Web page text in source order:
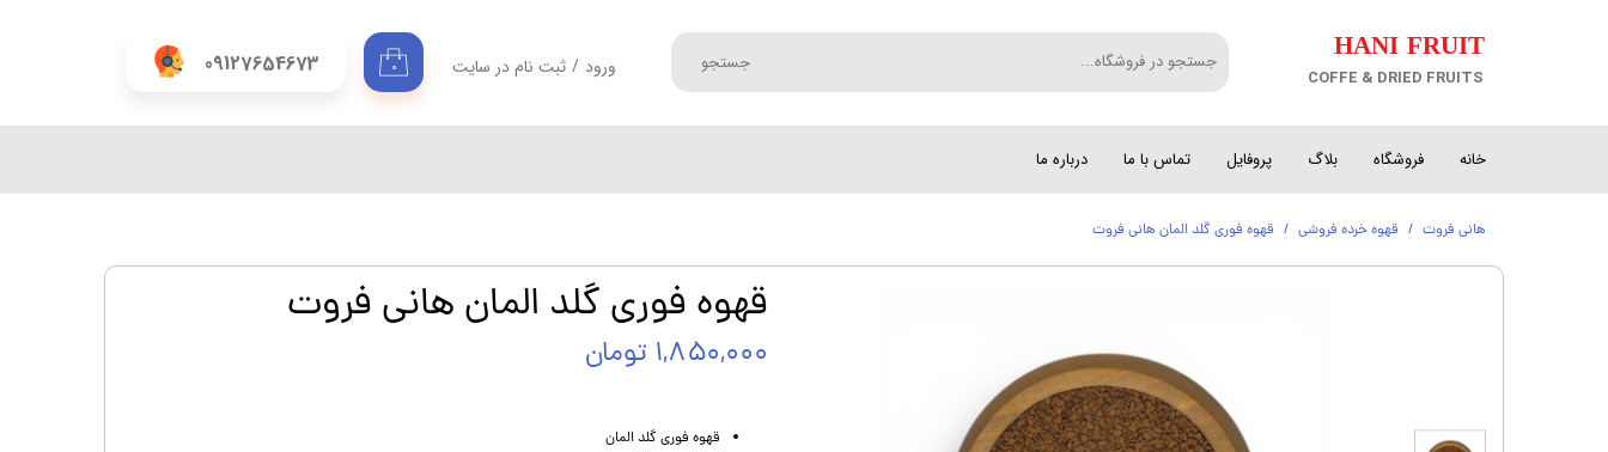
09127654673 جستجو ۰ ورود / ثبت نام در سایت
سفارشات
خانه فروشگاه بلاگ پروفایل تماس با ما درباره ما
​HANI FRUIT
COFFE & DRIED FRUITS
هانی فروت قهوه خرده فروشی قهوه فوری گلد المان هانی فروت
قهوه فوری گلد المان هانی فروت
۱,۸۵۰,۰۰۰ تومان
قهوه فوری گلد المان